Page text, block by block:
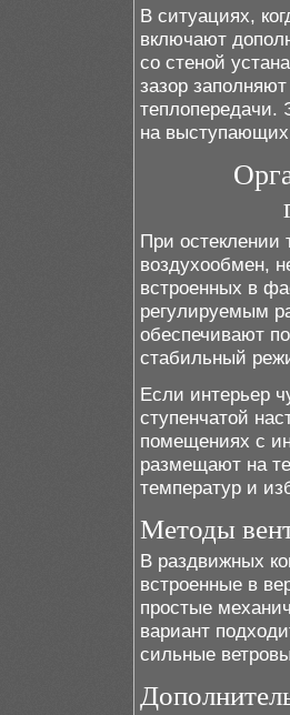
В ситуациях,
включают
со стеной
зазор
теплопередачи.
на
При остеклении
воздухообмен,
встроенных в
регулируемым
обеспечивают
стабильный
Если интерьер
ступенчатой
помещениях с
размещают на
температур и
Методы
В раздвижных
встроенные в
простые
вариант
сильные